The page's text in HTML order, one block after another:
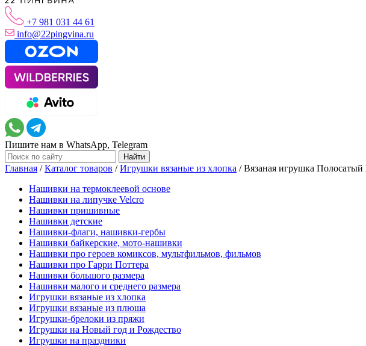
+7 981 031 44 61
info@22pingvina.ru
Пишите нам в WhatsApp, Telegram
Главная /Каталог товаров /Игрушки вязаные из хлопка /Вязаная игрушка
Нашивки на термоклеевой основе
Нашивки на липучке Velcro
Нашивки пришивные
Нашивки детские
Нашивки-флаги, нашивки-гербы
Нашивки байкерские, мото-нашивки
Нашивки про героев комиксов, мультфильмов, фильмов
Нашивки про Гарри Поттера
Нашивки большого размера
Нашивки малого и среднего размера
Игрушки вязаные из хлопка
Игрушки вязаные из плюша
Игрушки-брелоки из пряжи
Игрушки на Новый год и Рождество
Игрушки на праздники